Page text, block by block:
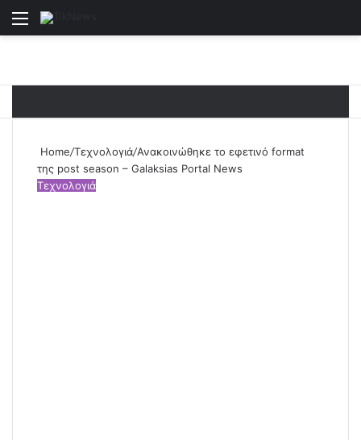
Menu
Home/Τεχνολογιά/Ανακοινώθηκε το εφετινό format
της post season – Galaksias Portal News
Τεχνολογιά